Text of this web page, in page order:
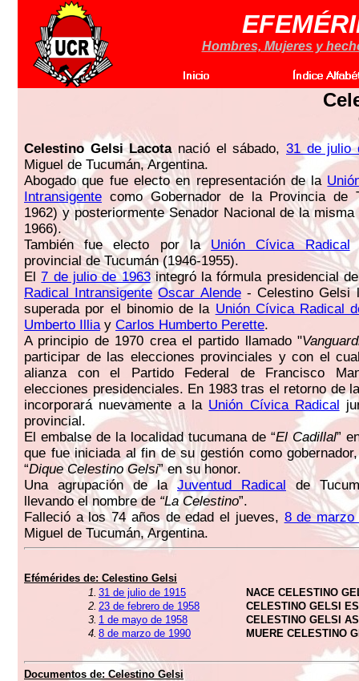
Hombres, Mujeres y
Celestino Gelsi Lacotanació el sábado,31 de julio
Miguel de Tucumán, Argentina.
Abogado que fue electo en representación de la
Intransigente como Gobernador de la Provincia de
1962) y posteriormente Senador Nacional de la
1966).
También fue electo por la Unión Cívica Radical
provincial de Tucumán (1946-1955).
El7 de julio de 1963integró la fórmula presidencial
Radical Intransigente Oscar Alende- Celestino Gelsi
superada por el binomio de la Unión Cívica Radical
Umberto Illiay Carlos Humberto Perette.
A principio de 1970 crea el partido llamado "
participar de las elecciones provinciales y con el
alianza con el Partido Federal de Francisco
elecciones presidenciales. En 1983 tras el retorno de
incorporará nuevamente a la Unión Cívica Radical
provincial.
El embalse de la localidad tucumana de “El Cadillal”
que fue iniciada al fin de su gestión como
“Dique Celestino Gelsi” en su honor.
Una agrupación de la Juventud Radical de
llevando el nombre de “La Celestino”.
Falleció a los 74 años de edad el jueves, 8 de marzo
Miguel de Tucumán, Argentina.
Efémérides de: Celestino Gelsi
1. 31 de julio de 1915
NACE CELESTINO
2. 23 de febrero de 1958
CELESTINO GELSI
3. 1 de mayo de 1958
CELESTINO GELSI
4. 8 de marzo de 1990 MUERE CELESTINO
Documentos de:Celestino Gelsi